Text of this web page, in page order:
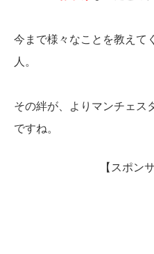
今まで様々なことを教えて
人。
その絆が、よりマンチェス
ですね。
【スポン